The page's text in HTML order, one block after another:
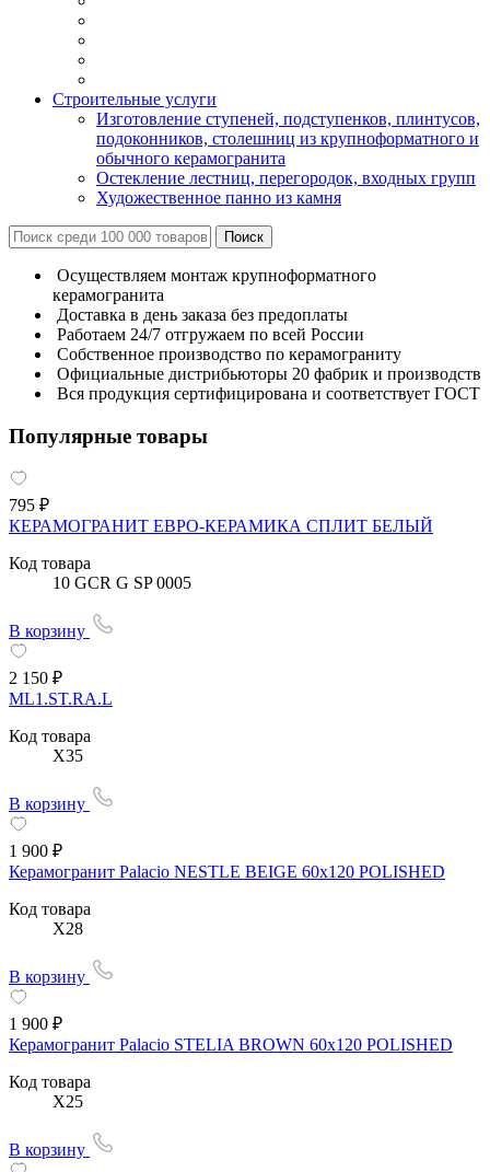
Строительные услуги
Изготовление ступеней, подступенков, плинтусов,
подоконников, столешниц из крупноформатного и
обычного керамогранита
Остекление лестниц, перегородок, входных групп
Художественное панно из камня
Осуществляем монтаж крупноформатного
керамогранита
Доставка в день заказа без предоплаты
Работаем 24/7 отгружаем по всей России
Собственное производство по керамограниту
Официальные дистрибьюторы 20 фабрик и производств
Вся продукция сертифицирована и соответствует ГОСТ
Популярные товары
795 ₽
КЕРАМОГРАНИТ ЕВРО-КЕРАМИКА СПЛИТ БЕЛЫЙ
Код товара
10 GCR G SP 0005
В корзину
2 150 ₽
ML1.ST.RA.L
Код товара
X35
В корзину
1 900 ₽
Керамогранит Palacio NESTLE BEIGE 60x120 POLISHED
Код товара
X28
В корзину
1 900 ₽
Керамогранит Palacio STELIA BROWN 60x120 POLISHED
Код товара
X25
В корзину